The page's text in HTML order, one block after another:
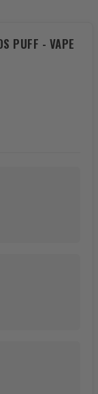
PUFF - VAPE